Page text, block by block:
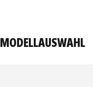
MODELLAUSWAHL